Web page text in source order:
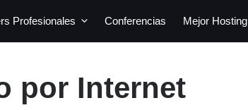
Profesionales Conferencias Mejor Hosting
por Internet